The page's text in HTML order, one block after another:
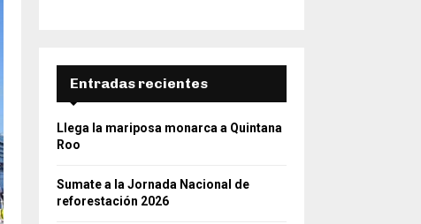
Entradas recientes
Llega la mariposa monarca a Quintana
Roo
Sumate a la Jornada Nacional de
reforestación 2026